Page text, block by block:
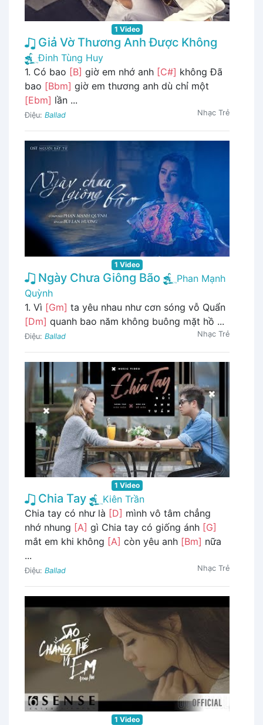
1 Video
Giả Vờ Thương Anh Được Không
Đinh Tùng Huy
1. Có bao [B] giờ em nhớ anh [C#] không Đã
bao [Bbm] giờ em thương anh dù chỉ một
[Ebm] lần ...
Điệu: Ballad Nhạc Trẻ
1 Video
Ngày Chưa Giông Bão
Phan Mạnh
Quỳnh
1. Vì [Gm] ta yêu nhau như cơn sóng vỗ Quẩn
[Dm] quanh bao năm không buông mặt hồ ...
Điệu: Ballad Nhạc Trẻ
1 Video
Chia Tay
Kiên Trần
Chia tay có như là [D] mình vô tâm chẳng
nhớ nhung [A] gì Chia tay có giống ánh [G]
mắt em khi không [A] còn yêu anh [Bm] nữa
...
Điệu: Ballad Nhạc Trẻ
1 Video